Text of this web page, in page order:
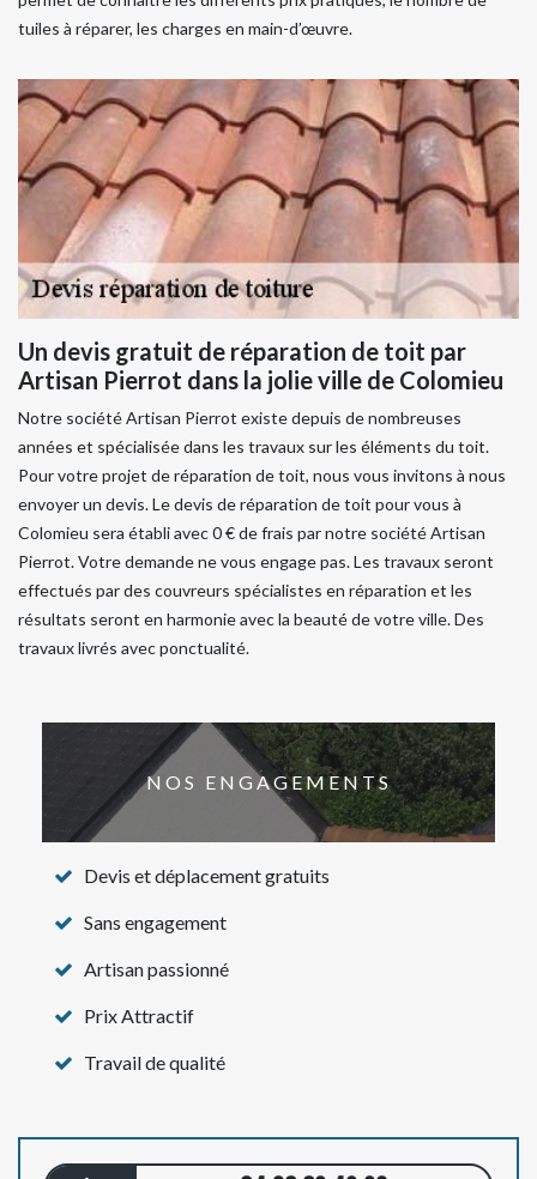
tuiles à réparer, les charges en main-d’œuvre.
Un devis gratuit de réparation de toit par
Artisan Pierrot dans la jolie ville de Colomieu
Notre société Artisan Pierrot existe depuis de nombreuses
années et spécialisée dans les travaux sur les éléments du toit.
Pour votre projet de réparation de toit, nous vous invitons à nous
envoyer un devis. Le devis de réparation de toit pour vous à
Colomieu sera établi avec 0 € de frais par notre société Artisan
Pierrot. Votre demande ne vous engage pas. Les travaux seront
effectués par des couvreurs spécialistes en réparation et les
résultats seront en harmonie avec la beauté de votre ville. Des
travaux livrés avec ponctualité.
NOS ENGAGEMENTS
Devis et déplacement gratuits
Sans engagement
Artisan passionné
Prix Attractif
Travail de qualité